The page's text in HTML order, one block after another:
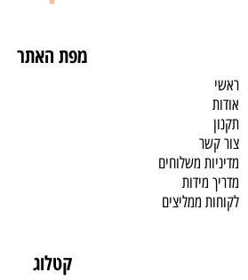
מפת האתר
ראשי
אודות
תקנון
צור קשר
מדיניות משלוחים
מדריך מידות
לקוחות ממליצים
קטלוג